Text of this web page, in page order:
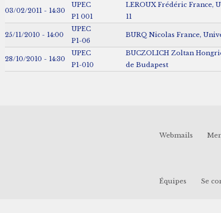
03/02/2011 - 14:30
UPEC
P1 001
LEROUX Frédéric France,
11
25/11/2010 - 14:00
UPEC
P1-06
BURQ Nicolas France,
28/10/2010 - 14:30
UPEC
P1-010
BUCZOLICH Zoltan
de Budapest
Webmails
Équipes Se